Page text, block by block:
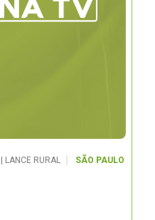
LANCE RURAL
SÃO PAULO